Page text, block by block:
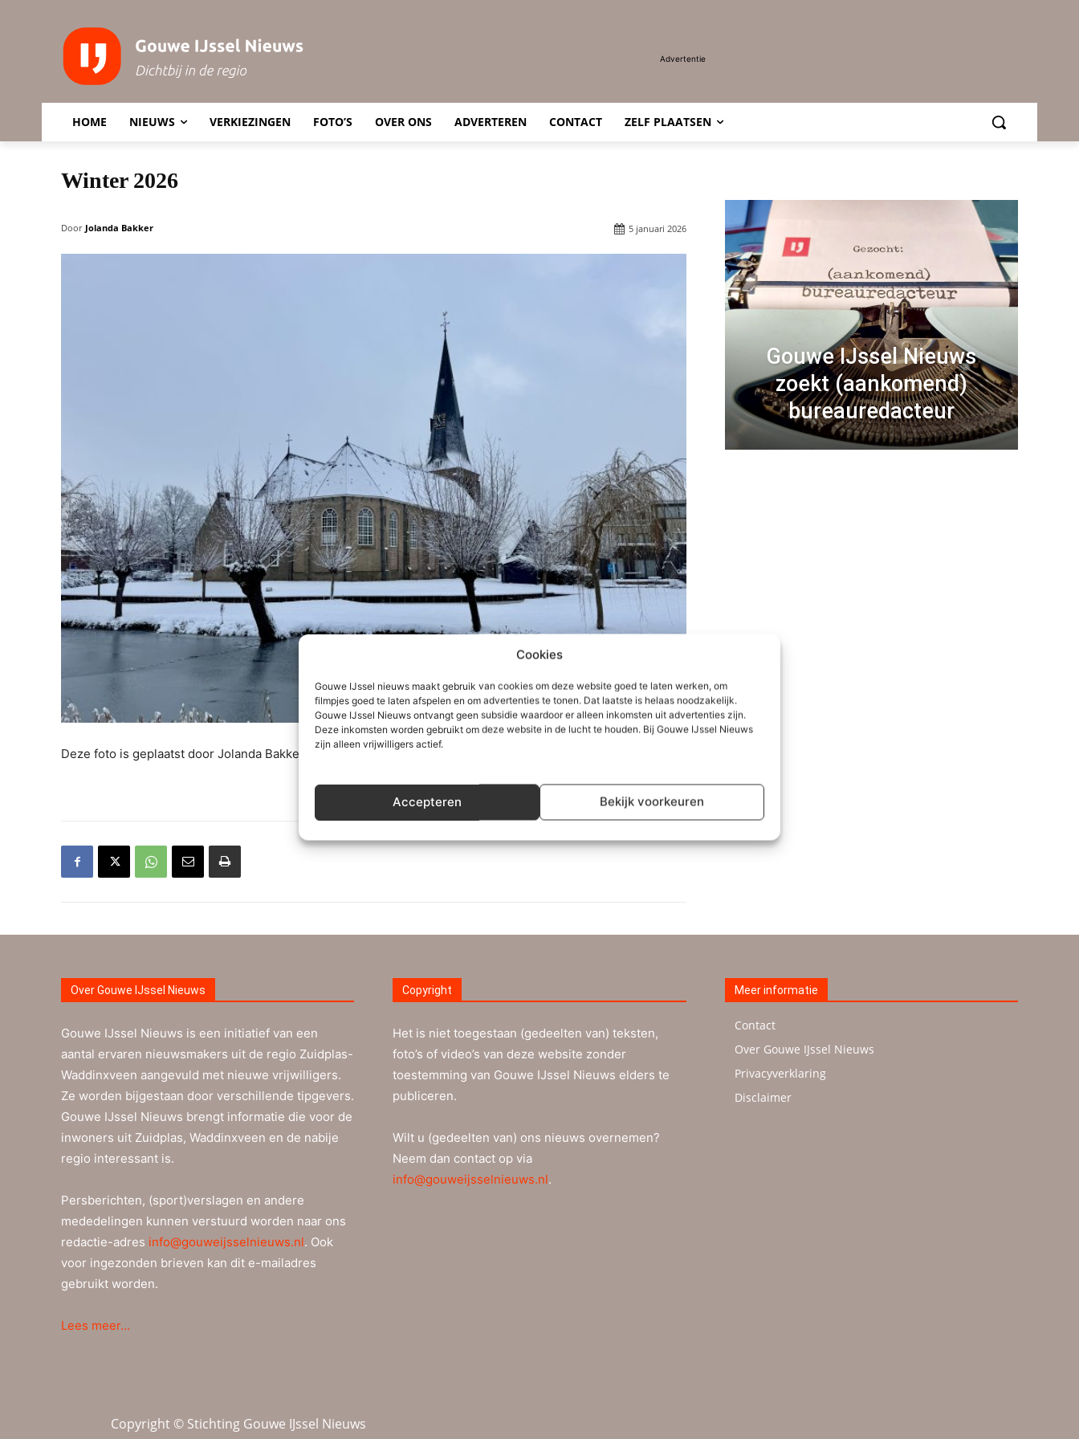
Cookies
Gouwe IJssel nieuws maakt gebruik van cookies om deze website goed te laten werken, om
filmpjes goed te laten afspelen en om advertenties te tonen. Dat laatste is helaas noodzakelijk.
Gouwe IJssel Nieuws ontvangt geen subsidie waardoor er alleen inkomsten uit advertenties zijn.
Deze inkomsten worden gebruikt om deze website in de lucht te houden. Bij Gouwe IJssel Nieuws
zijn alleen vrijwilligers actief.
Accepteren Bekijk voorkeuren
Advertentie
HOME NIEUWS VERKIEZINGEN FOTO’S OVER ONS ADVERTEREN CONTACT ZELF PLAATSEN
Winter 2026
Door Jolanda Bakker 5 januari 2026
Deze foto is geplaatst door Jolanda Bakker.
Gouwe IJssel Nieuws
zoekt (aankomend)
bureauredacteur
Over Gouwe IJssel Nieuws
Gouwe IJssel Nieuws is een initiatief van een
aantal ervaren nieuwsmakers uit de regio Zuidplas-
Waddinxveen aangevuld met nieuwe vrijwilligers.
Ze worden bijgestaan door verschillende tipgevers.
Gouwe IJssel Nieuws brengt informatie die voor de
inwoners uit Zuidplas, Waddinxveen en de nabije
regio interessant is.
Persberichten, (sport)verslagen en andere
mededelingen kunnen verstuurd worden naar ons
redactie-adres info@gouweijsselnieuws.nl. Ook
voor ingezonden brieven kan dit e-mailadres
gebruikt worden.
Lees meer…
Copyright
Het is niet toegestaan (gedeelten van) teksten,
foto’s of video’s van deze website zonder
toestemming van Gouwe IJssel Nieuws elders te
publiceren.
Wilt u (gedeelten van) ons nieuws overnemen?
Neem dan contact op via
info@gouweijsselnieuws.nl.
Meer informatie
Contact
Over Gouwe IJssel Nieuws
Privacyverklaring
Disclaimer
Copyright © Stichting Gouwe IJssel Nieuws